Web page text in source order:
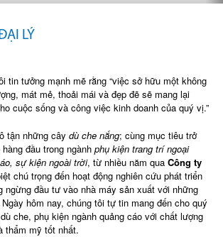
LÝ
tin tưởng mạnh mẽ rằng “việc sở hữu một không
mát mẻ, thoải mái và đẹp đẽ sẽ mang lại
cuộc sống và công việc kinh doanh của quý vị.”
tận những cây dù che nắng; cùng mục tiêu trở
đầu trong ngành phụ kiện trang trí ngoại
sự kiện ngoài trời, từ nhiều năm qua Công ty
chú trọng đến hoạt động nghiên cứu phát triển
ngừng đầu tư vào nhà máy sản xuất với những
hôm nay, chúng tôi tự tin mang đến cho quý
che, phụ kiện ngành quảng cáo với chất lượng
thẩm mỹ tốt nhất.